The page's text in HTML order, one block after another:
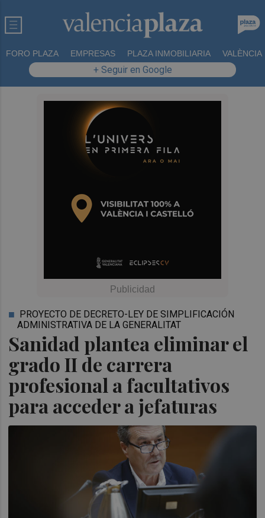
FORO PLAZA EMPRESAS PLAZA INMOBILIARIA VALÈNCIA
+ Seguir en Google
Sanidad plantea eliminar el
grado II de carrera
profesional a facultativos
para acceder a jefaturas
PROYECTO DE DECRETO-LEY DE SIMPLIFICACIÓN
ADMINISTRATIVA DE LA GENERALITAT